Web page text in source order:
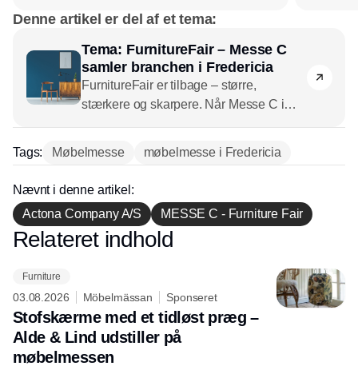
Denne artikel er del af et tema:
Tema: FurnitureFair – Messe C
samler branchen i Fredericia
FurnitureFair er tilbage – større,
stærkere og skarpere. Når Messe C i
udstillere, nyt sceneprogram og masser
fokus på oplevelser i butikken, stærkere
netværk og konkrete idéer, der kan
omsættes direkte til forretning. Med
format, der giver tid til fordybelse, samler
messen branchens beslutningstagere
under ét tag. Ambitionerne rækker
allerede ud over Danmarks grænser –
og alt peger på, at FurnitureFair har fået
Tags: Møbelmesse møbelmesse i Fredericia
Nævnt i denne artikel:
Actona Company A/S
MESSE C - Furniture Fair
Annonce
Relateret indhold
Furniture
03.08.2026 Möbelmässan Sponseret
Stofskærme med et tidløst præg –
Alde & Lind udstiller på
møbelmessen